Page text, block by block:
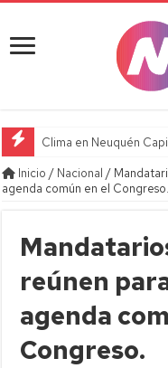
Clima en Neuquén
Inicio / Nacional /
agenda común en el Congreso.
reúnen
agenda
Congreso.